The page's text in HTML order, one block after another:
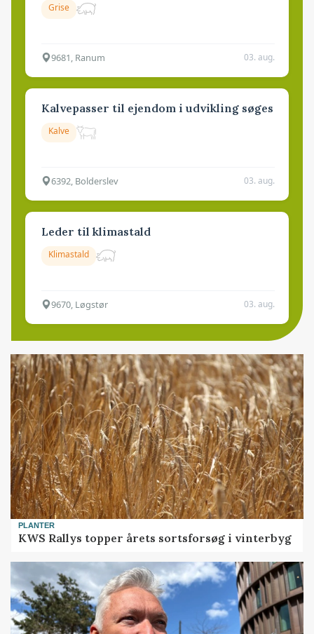
Grise
9681, Ranum 03. aug.
Kalvepasser til ejendom i udvikling søges
Kalve
6392, Bolderslev 03. aug.
Leder til klimastald
Klimastald
9670, Løgstør 03. aug.
PLANTER
KWS Rallys topper årets sortsforsøg i vinterbyg